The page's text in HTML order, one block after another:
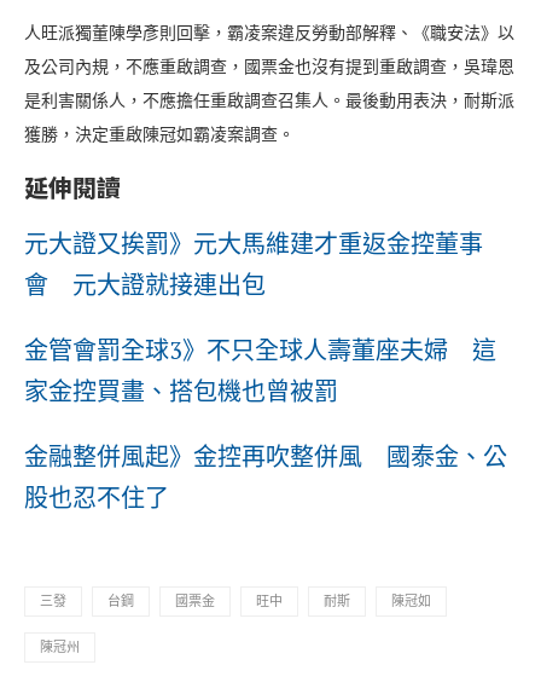
人旺派獨董陳學彥則回擊，霸凌案違反勞動部解釋、《職安法》以
及公司內規，不應重啟調查，國票金也沒有提到重啟調查，吳瑋恩
是利害關係人，不應擔任重啟調查召集人。最後動用表決，耐斯派
獲勝，決定重啟陳冠如霸凌案調查。
延伸閱讀
元大證又挨罰》元大馬維建才重返金控董事
會 元大證就接連出包
金管會罰全球3》不只全球人壽董座夫婦 這
家金控買畫、搭包機也曾被罰
金融整併風起》金控再吹整併風 國泰金、公
股也忍不住了
三發 台鋼 國票金 旺中 耐斯 陳冠如
陳冠州